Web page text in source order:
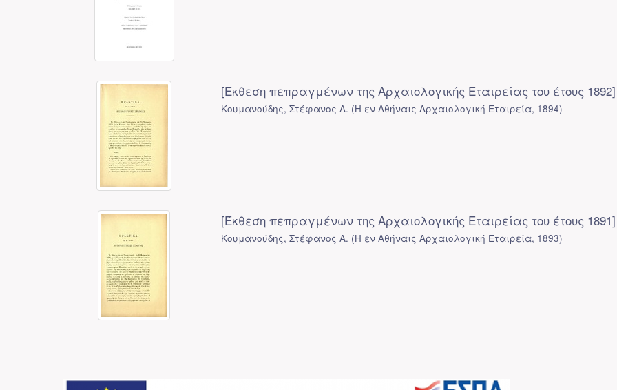
[Έκθεση πεπραγμένων της Αρχαιολογικής Εταιρείας του έτους 1892]
Κουμανούδης, Στέφανος Α. (Η εν Αθήναις Αρχαιολογική Εταιρεία, 1894)
[Έκθεση πεπραγμένων της Αρχαιολογικής Εταιρείας του έτους 1891]
Κουμανούδης, Στέφανος Α. (Η εν Αθήναις Αρχαιολογική Εταιρεία, 1893)